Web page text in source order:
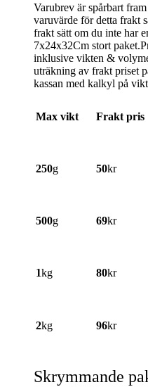
Varubrev är spårbart
varuvärde för detta frakt
frakt sätt om du inte har
7x24x32Cm stort
inklusive vikten &
uträkning av frakt priset
kassan med kalkyl på
Max vikt Frakt pris
250g 50kr
500g 69kr
1kg 80kr
2kg 96kr
Skrymmande